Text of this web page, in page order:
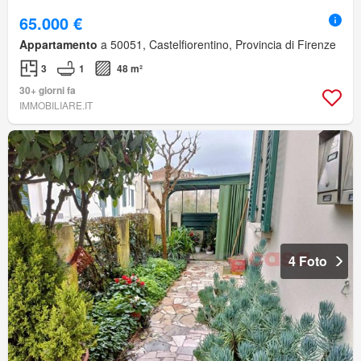
65.000 €
Appartamento a 50051, Castelfiorentino, Provincia di Firenze
3 1
48 m²
30+ giorni fa
IMMOBILIARE.IT
4 Foto